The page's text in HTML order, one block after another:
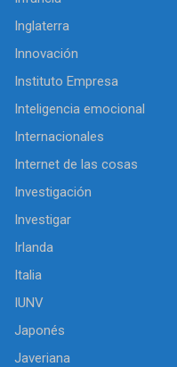
Inglaterra
Innovación
Instituto Empresa
Inteligencia emocional
Internacionales
Internet de las cosas
Investigación
Investigar
Irlanda
Italia
IUNV
Japonés
Javeriana